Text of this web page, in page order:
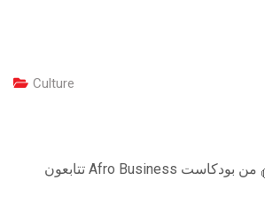
Culture
من بودكاست Afro Business تتابعون